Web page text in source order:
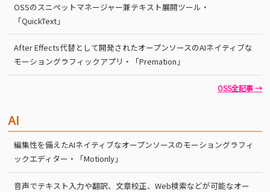
OSSのスニペットマネージャー兼テキスト展開ツール・
「QuickText」
After Effects代替として開発されたオープンソースのAIネイティブな
モーショングラフィックアプリ・「Premation」
OSS全記事 →
AI
編集性を備えたAIネイティブなオープンソースのモーショングラフィ
ックエディター・「Motionly」
音声でテキスト入力や翻訳、文章校正、Web検索などが可能なオー